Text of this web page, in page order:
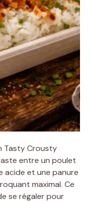
Tasty Crousty
entre un poulet
acide et une panure
maximal. Ce
se régaler pour